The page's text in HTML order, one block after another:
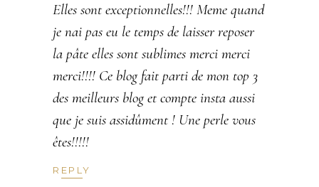
Elles sont exceptionnelles!!! Meme quand
je nai pas eu le temps de laisser reposer
la pâte elles sont sublimes merci merci
merci!!!! Ce blog fait parti de mon top 3
des meilleurs blog et compte insta aussi
que je suis assidûment ! Une perle vous
êtes!!!!!
REPLY